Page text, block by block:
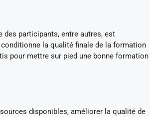
des participants, entre autres, est
la qualité finale de la formation
pour mettre sur pied une bonne formation
disponibles, améliorer la qualité de